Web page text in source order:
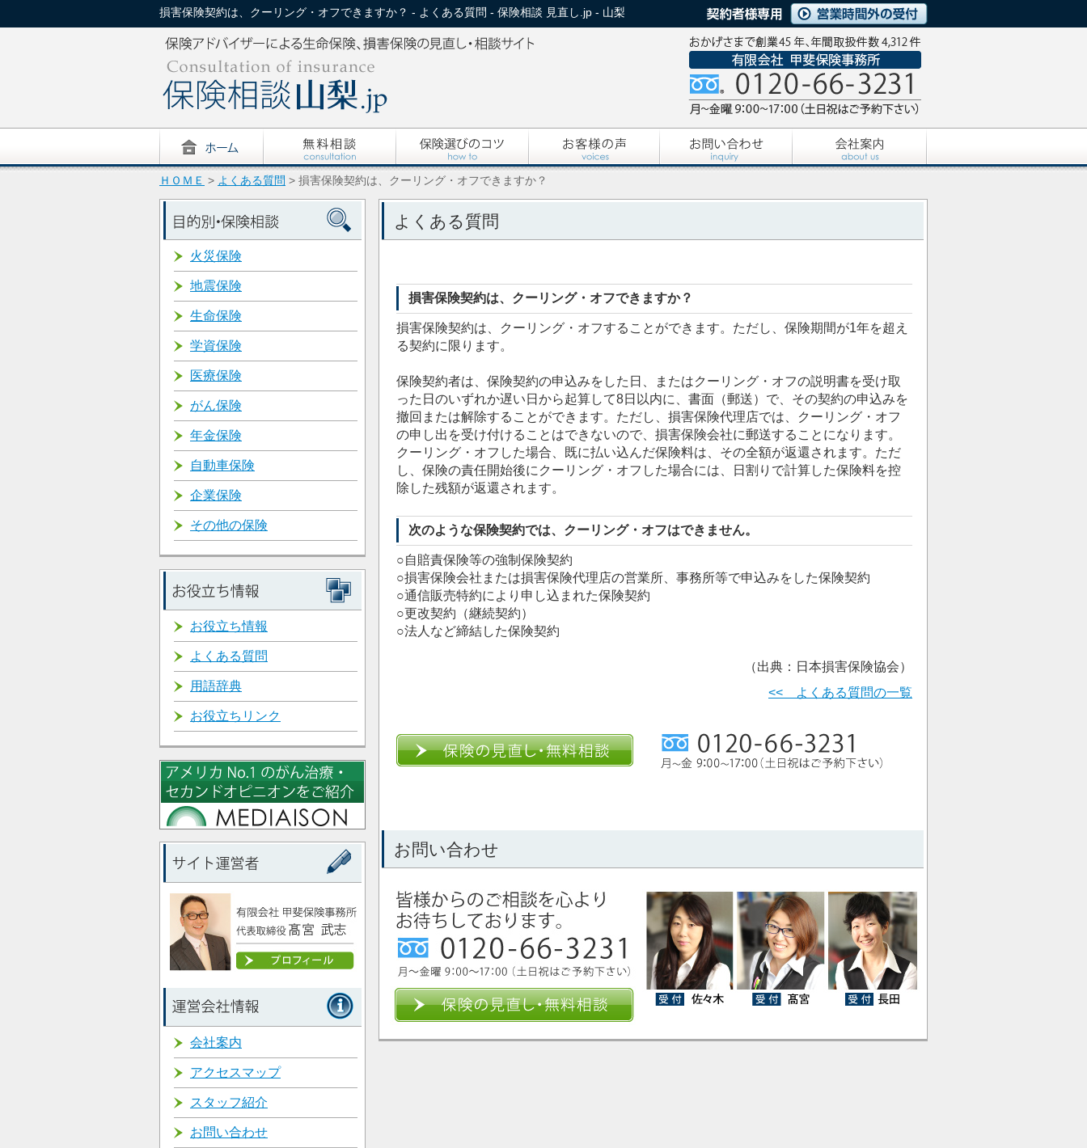
損害保険契約は、クーリング・オフできますか？ - よくある質問 - 保険相談 見直し.jp - 山梨
ＨＯＭＥ > よくある質問 > 損害保険契約は、クーリング・オフできますか？
よくある質問
損害保険契約は、クーリング・オフできますか？
損害保険契約は、クーリング・オフすることができます。ただし、保険期間が1年を超え
る契約に限ります。
保険契約者は、保険契約の申込みをした日、またはクーリング・オフの説明書を受け取
った日のいずれか遅い日から起算して8日以内に、書面（郵送）で、その契約の申込みを
撤回または解除することができます。ただし、損害保険代理店では、クーリング・オフ
の申し出を受け付けることはできないので、損害保険会社に郵送することになります。
クーリング・オフした場合、既に払い込んだ保険料は、その全額が返還されます。ただ
し、保険の責任開始後にクーリング・オフした場合には、日割りで計算した保険料を控
除した残額が返還されます。
次のような保険契約では、クーリング・オフはできません。
○自賠責保険等の強制保険契約
○損害保険会社または損害保険代理店の営業所、事務所等で申込みをした保険契約
○通信販売特約により申し込まれた保険契約
○更改契約（継続契約）
○法人など締結した保険契約
（出典：日本損害保険協会）
<< よくある質問の一覧
お問い合わせ
火災保険
地震保険
生命保険
学資保険
医療保険
がん保険
年金保険
自動車保険
企業保険
その他の保険
お役立ち情報
よくある質問
用語辞典
お役立ちリンク
会社案内
アクセスマップ
スタッフ紹介
お問い合わせ